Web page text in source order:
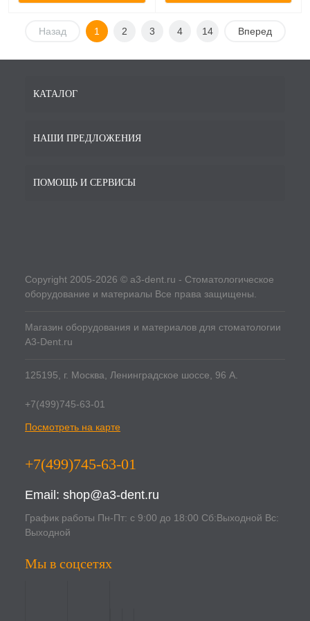
Назад 1 2 3 4 14 Вперед
КАТАЛОГ
НАШИ ПРЕДЛОЖЕНИЯ
ПОМОЩЬ И СЕРВИСЫ
Copyright 2005-2026 © a3-dent.ru - Стоматологическое
оборудование и материалы Все права защищены.
Магазин оборудования и материалов для стоматологии
A3-Dent.ru
125195, г. Москва, Ленинградское шоссе, 96 А.
+7(499)745-63-01
Посмотреть на карте
+7(499)745-63-01
Email: shop@a3-dent.ru
График работы Пн-Пт: с 9:00 до 18:00 Сб:Выходной Вс:
Выходной
Мы в соцсетях